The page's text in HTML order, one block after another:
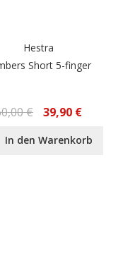
Hestra
Short 5-finger
€ 39,90 €
In den Warenkorb